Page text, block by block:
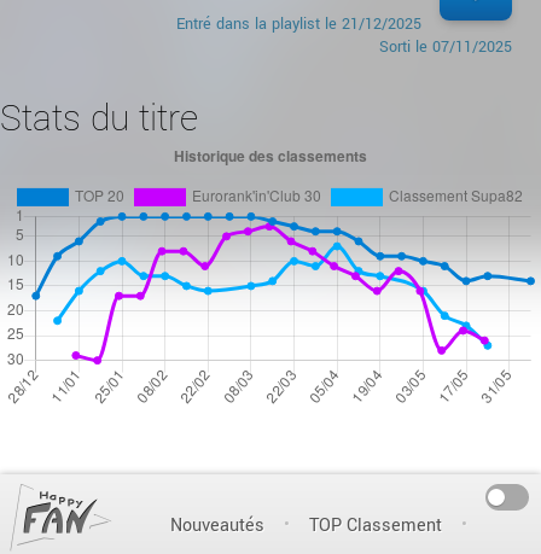
Entré dans la playlist le 21/12/2025
Sorti le 07/11/2025
Stats du titre
Nouveautés TOP Classement
On